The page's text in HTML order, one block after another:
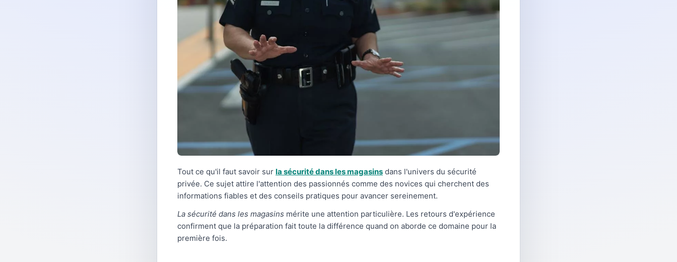
Tout ce qu'il faut savoir sur la sécurité dans les magasins dans l'univers du sécurité
privée. Ce sujet attire l'attention des passionnés comme des novices qui cherchent des
informations fiables et des conseils pratiques pour avancer sereinement.
La sécurité dans les magasins mérite une attention particulière. Les retours d'expérience
confirment que la préparation fait toute la différence quand on aborde ce domaine pour la
première fois.